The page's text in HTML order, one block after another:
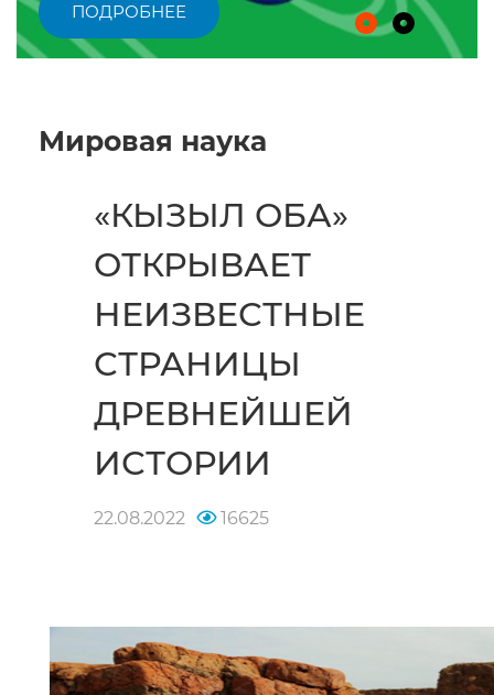
ПОДРОБНЕЕ
Мировая наука
«КЫЗЫЛ ОБА»
ОТКРЫВАЕТ
НЕИЗВЕСТНЫЕ
СТРАНИЦЫ
ДРЕВНЕЙШЕЙ
ИСТОРИИ
22.08.2022 16625